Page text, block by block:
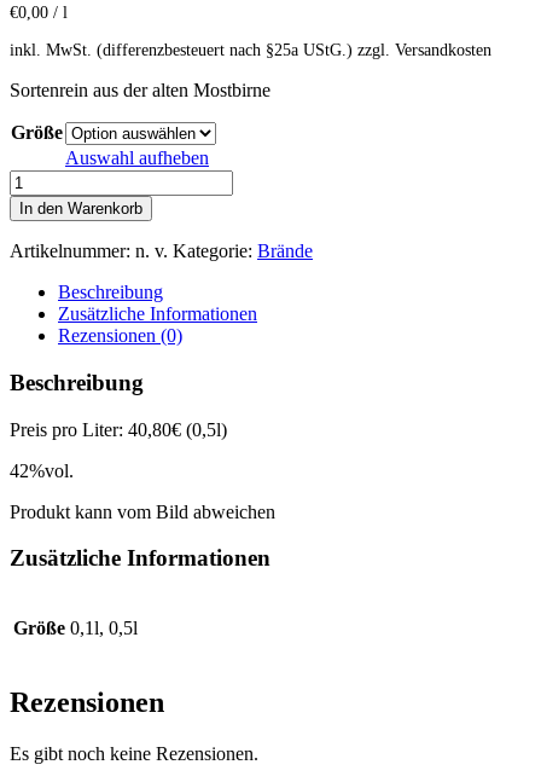
€0,00 / l
inkl. MwSt. (differenzbesteuert nach §25a UStG.) zzgl. Versandkosten
Sortenrein aus der alten Mostbirne
Größe
Auswahl aufheben
Sußbirnenbrand
Menge
In den Warenkorb
Artikelnummer: n. v. Kategorie: Brände
Beschreibung
Zusätzliche Informationen
Rezensionen (0)
Beschreibung
Preis pro Liter: 40,80€ (0,5l)
42%vol.
Produkt kann vom Bild abweichen
Zusätzliche Informationen
Größe 0,1l, 0,5l
Rezensionen
Es gibt noch keine Rezensionen.